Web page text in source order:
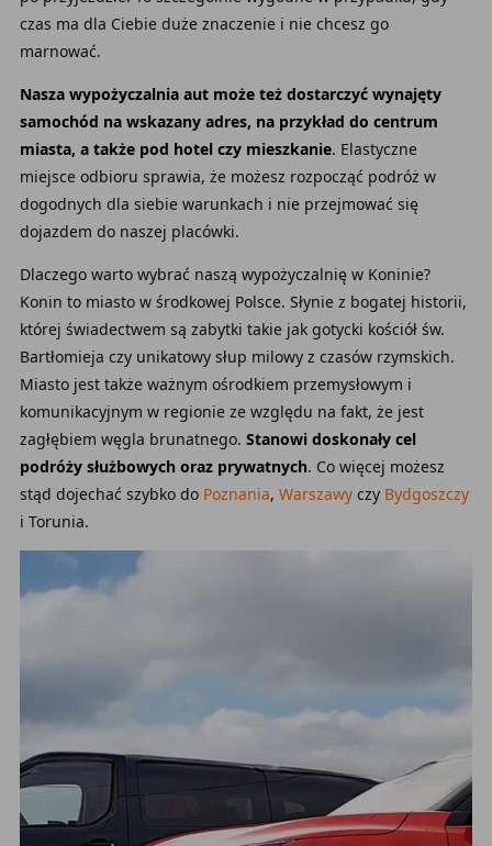
czas ma dla Ciebie duże znaczenie i nie chcesz go
marnować.
Nasza wypożyczalnia aut może też dostarczyć wynajęty
samochód na wskazany adres, na przykład do centrum
miasta, a także pod hotel czy mieszkanie. Elastyczne
miejsce odbioru sprawia, że możesz rozpocząć podróż w
dogodnych dla siebie warunkach i nie przejmować się
dojazdem do naszej placówki.
Dlaczego warto wybrać naszą wypożyczalnię w Koninie?
Konin to miasto w środkowej Polsce. Słynie z bogatej historii,
której świadectwem są zabytki takie jak gotycki kościół św.
Bartłomieja czy unikatowy słup milowy z czasów rzymskich.
Miasto jest także ważnym ośrodkiem przemysłowym i
komunikacyjnym w regionie ze względu na fakt, że jest
zagłębiem węgla brunatnego. Stanowi doskonały cel
podróży służbowych oraz prywatnych. Co więcej możesz
stąd dojechać szybko do Poznania, Warszawyczy Bydgoszczy
i Torunia.